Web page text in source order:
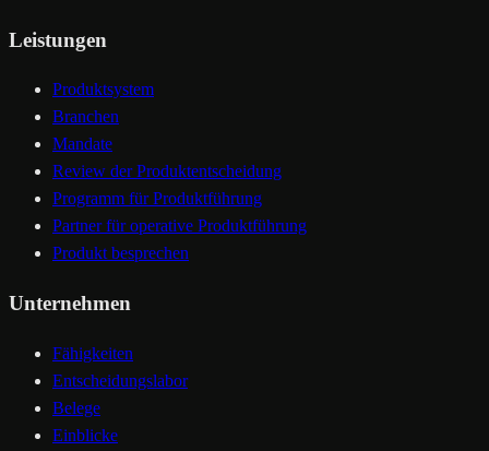
Leistungen
Produktsystem
Branchen
Mandate
Review der Produktentscheidung
Programm für Produktführung
Partner für operative Produktführung
Produkt besprechen
Unternehmen
Fähigkeiten
Entscheidungslabor
Belege
Einblicke